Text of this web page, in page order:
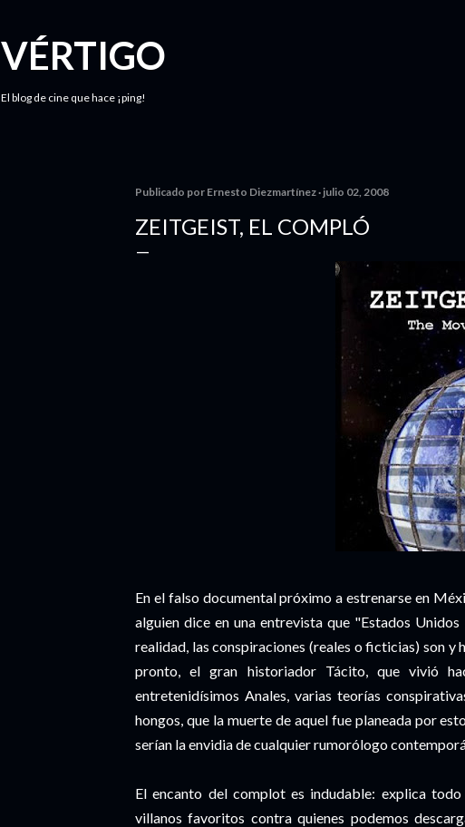
VÉRTIGO
El blog de cine que hace ¡ping!
Publicado por Ernesto Diezmartínez julio 02, 2008
ZEITGEIST, EL COMPLÓ
En el falso documental próximo a estrenarse en
alguien dice en una entrevista que "Estados
realidad, las conspiraciones (reales o ficticias) son
pronto, el gran historiador Tácito, que vivió
entretenidísimos Anales, varias teorías
hongos, que la muerte de aquel fue planeada por
serían la envidia de cualquier rumorólogo
El encanto del complot es indudable: explica
villanos favoritos contra quienes podemos